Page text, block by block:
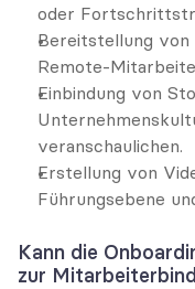
oder
Bereitstellung
Remote-
Einbindung von
veranschaulichen.
Erstellung von
Führungsebene
Kann die
zur